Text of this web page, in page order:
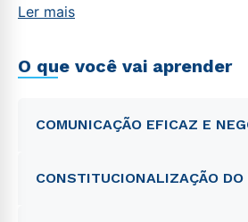
Ler mais
O que você vai aprender
COMUNICAÇÃO EFICAZ E
CONSTITUCIONALIZAÇÃO DO